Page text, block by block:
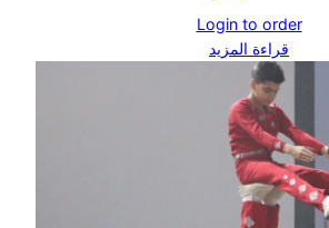
Login to order
قراءة المزيد